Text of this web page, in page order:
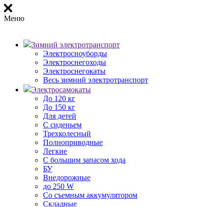
Меню
Зимний электротранспорт
Электросноуборды
Электроснегоходы
Электроснегокаты
Весь зимний электротранспорт
Электросамокаты
До 120 кг
До 150 кг
Для детей
С сиденьем
Трехколесный
Полноприводные
Легкие
С большим запасом хода
БУ
Внедорожные
до 250 W
Со съемным аккумулятором
Складные